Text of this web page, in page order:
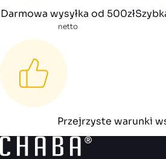
Darmowa wysyłka od 500zł
netto
Przejrzyste warunki